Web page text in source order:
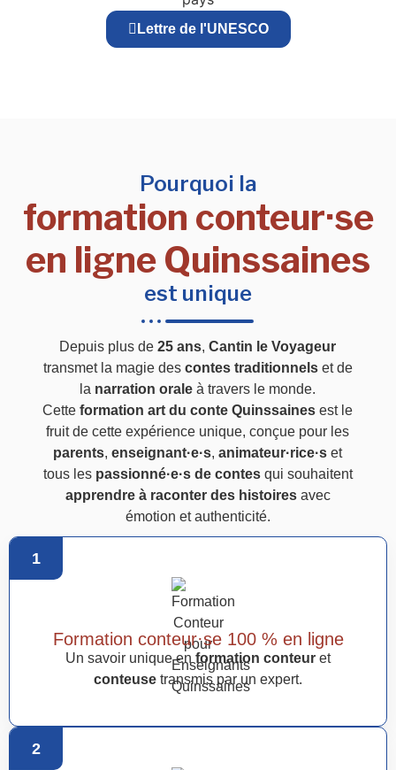
Lettre de l'UNESCO
Pourquoi la
formation conteur·se
en ligne Quinssaines
est unique
Depuis plus de25 ans,Cantin le Voyageur
transmet la magie des contes traditionnelset de
la narration orale à travers le monde.
Cetteformation art du conte Quinssaines est le
fruit de cette expérience unique, conçue pour les
parents,enseignant·e·s,animateur·rice·s et
tous les passionné·e·s de contesqui souhaitent
apprendre à raconter des histoiresavec
émotion et authenticité.
1
Formation conteur·se 100 % en ligne
Un savoir unique en formation conteur et
conteuse transmis par un expert.
2